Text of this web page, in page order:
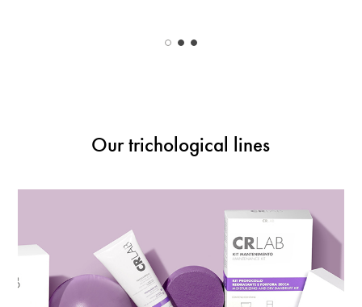
Our trichological lines